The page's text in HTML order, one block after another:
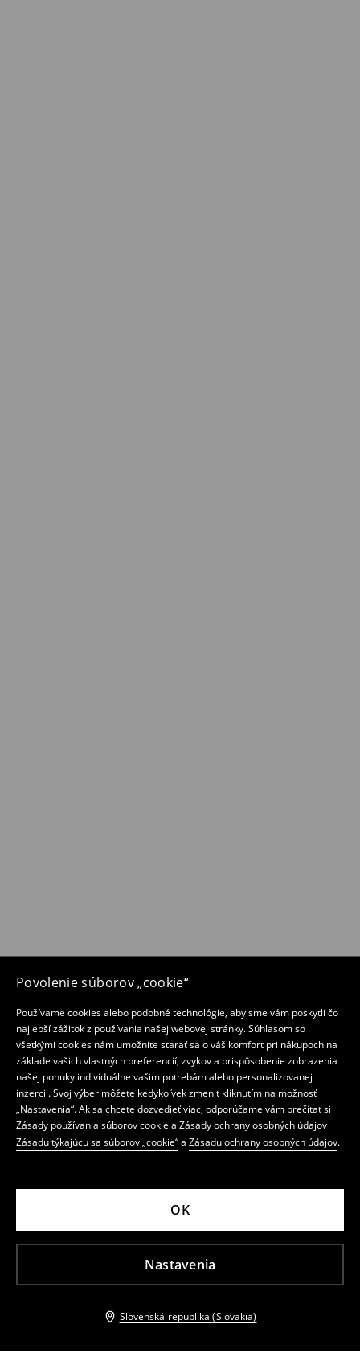
Povolenie súborov „cookie“
Používame cookies alebo podobné technológie, aby sme vám poskytli čo
najlepší zážitok z používania našej webovej stránky. Súhlasom so
všetkými cookies nám umožníte starať sa o váš komfort pri nákupoch na
základe vašich vlastných preferencií, zvykov a prispôsobenie zobrazenia
našej ponuky individuálne vašim potrebám alebo personalizovanej
inzercii. Svoj výber môžete kedykoľvek zmeniť kliknutím na možnosť
„Nastavenia“. Ak sa chcete dozvedieť viac, odporúčame vám prečítať si
Zásady používania súborov cookie a Zásady ochrany osobných údajov
Zásadu týkajúcu sa súborov „cookie“a Zásadu ochrany osobných údajov.
Nastavenia
OK
Slovenská republika (Slovakia)